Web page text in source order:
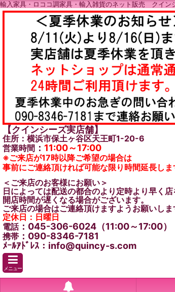
輸入家具・ロココ調家具・輸入雑貨のネット販売 クイン
【クインシーズ実店舗】
住所：横浜市保土ヶ谷区天王町1-20-6
営業時間 ： 11:00～17:00
※ご来店が17時以降ご希望の場合は
事前にご連絡頂ければ可能な限り時間延長しま
＜ご来店のお客様にお願い＞
日によっては配送の都合のより定時より早く店
開店時間が遅くなる場合がございます。
ご来店の場合はご連絡頂けますようお願いしま
定休日：日曜日
電話：045-306-6024（11:00～17:00）
携帯 ：090-8346-7181
ﾒｰﾙｱﾄﾞﾚｽ：info@quincy-s.com
メニュー